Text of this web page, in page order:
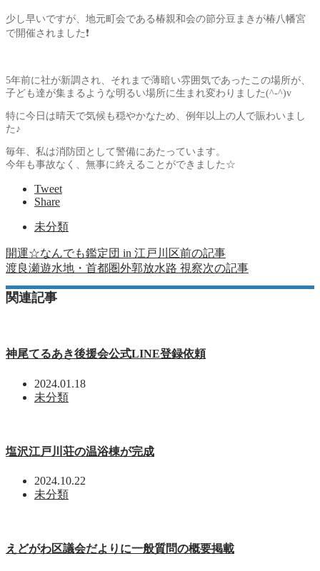
少し早いですが、地元町会である椿親和会の節分豆まきが椿八幡宮
で開催されました❗
5年前に社が新調され、それまで薄暗い雰囲気であったこの場所が、
子ども達が集まるような明るい場所に生まれ変わりました(^-^)v
特に今日は晴天で気候も穏やかなため、例年以上の人で賑わいまし
た♪
毎年、私は消防団として警備にあたっています。
今年も事故なく、無事に終えることができました☆
Tweet
Share
未分類
開運☆なんでも鑑定団 in 江戸川区前の記事
渡良瀬遊水地・首都圏外郭放水路 視察次の記事
関連記事
神尾てるあき後援会公式LINE登録依頼
2024.01.18
未分類
塩沢江戸川荘の温浴棟が完成
2024.10.22
未分類
えどがわ区議会だよりに一般質問の概要掲載